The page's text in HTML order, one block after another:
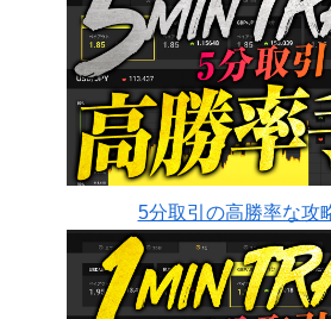
5分取引の高勝率な攻